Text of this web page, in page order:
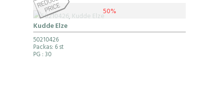
50%
Kudde Elze
50210426
Packas: 6 st
PG : 30